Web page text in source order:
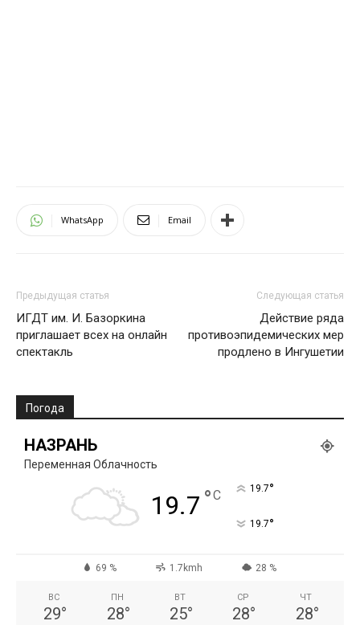
WhatsApp Email
Предыдущая статья
ИГДТ им. И. Базоркина
приглашает всех на онлайн
спектакль
Следующая статья
Действие ряда
противоэпидемических мер
продлено в Ингушетии
Погода
НАЗРАНЬ
Переменная Облачность
19.7 °C 19.7°
19.7°
69 % 1.7kmh 28 %
ВС
29°
ПН
28°
ВТ
25°
СР
28°
ЧТ
28°